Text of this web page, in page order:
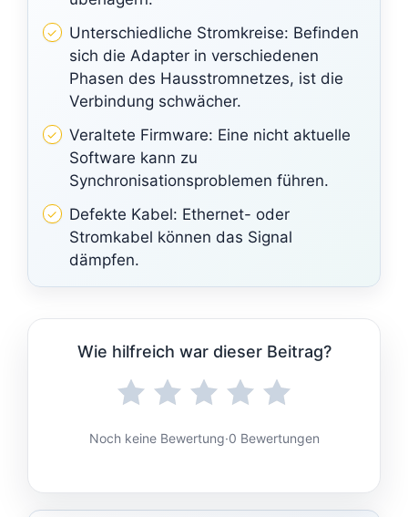
Unterschiedliche Stromkreise: Befinden
sich die Adapter in verschiedenen
Phasen des Hausstromnetzes, ist die
Verbindung schwächer.
Veraltete Firmware: Eine nicht aktuelle
Software kann zu
Synchronisationsproblemen führen.
Defekte Kabel: Ethernet- oder
Stromkabel können das Signal
dämpfen.
Wie hilfreich war dieser Beitrag?
Noch keine Bewertung·0 Bewertungen